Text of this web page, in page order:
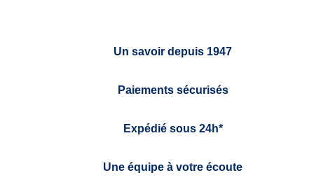
Un savoir depuis 1947
Paiements sécurisés
Expédié sous 24h*
Une équipe à votre écoute